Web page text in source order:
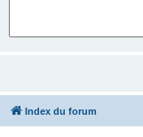
Index du forum